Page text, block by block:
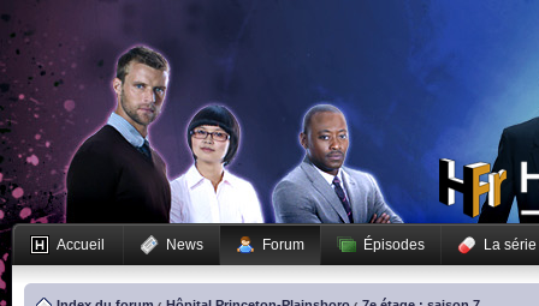
Accueil News Forum Épisodes La série